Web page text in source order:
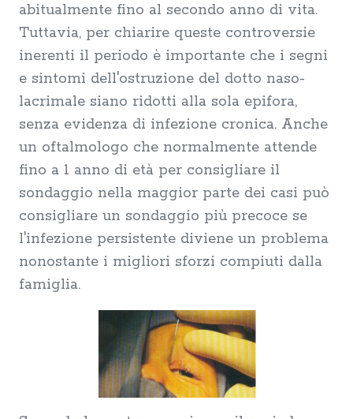
abitualmente fino al secondo anno di vita.
Tuttavia, per chiarire queste controversie
inerenti il periodo è importante che i segni
e sintomi dell'ostruzione del dotto naso-
lacrimale siano ridotti alla sola epifora,
senza evidenza di infezione cronica. Anche
un oftalmologo che normalmente attende
fino a 1 anno di età per consigliare il
sondaggio nella maggior parte dei casi può
consigliare un sondaggio più precoce se
l'infezione persistente diviene un problema
nonostante i migliori sforzi compiuti dalla
famiglia.